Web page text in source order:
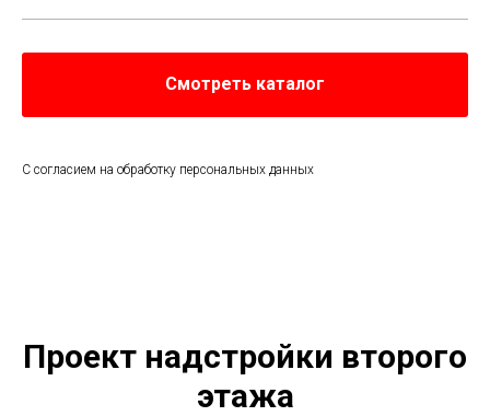
Смотреть каталог
С согласием на обработку персональных данных
Проект надстройки второго
этажа